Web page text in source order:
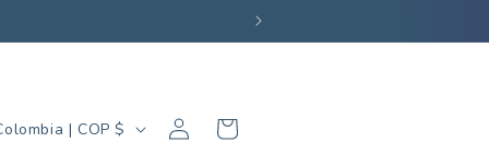
Colombia | COP $
Iniciar
sesión
Carrito